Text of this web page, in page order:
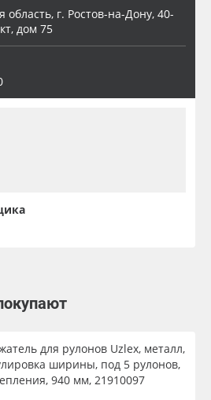
область, г. Ростов-на-Дону, 40-
дом 75
для рулонов Uzlex, металл,
ширины, под 5 рулонов,
940 мм, 21910097